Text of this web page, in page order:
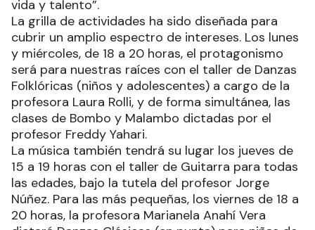
vida y talento”.
La grilla de actividades ha sido diseñada para
cubrir un amplio espectro de intereses. Los lunes
y miércoles, de 18 a 20 horas, el protagonismo
será para nuestras raíces con el taller de Danzas
Folklóricas (niños y adolescentes) a cargo de la
profesora Laura Rolli, y de forma simultánea, las
clases de Bombo y Malambo dictadas por el
profesor Freddy Yahari.
La música también tendrá su lugar los jueves de
15 a 19 horas con el taller de Guitarra para todas
las edades, bajo la tutela del profesor Jorge
Núñez. Para las más pequeñas, los viernes de 18 a
20 horas, la profesora Marianela Anahí Vera